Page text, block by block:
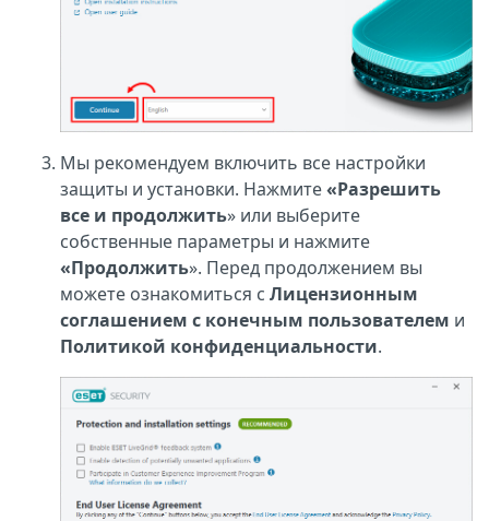
Мы рекомендуем включить все настройки
защиты и установки. Нажмите«Разрешить
все и продолжить» или выберите
собственные параметры и нажмите
«Продолжить». Перед продолжением вы
можете ознакомиться с Лицензионным
соглашением с конечным пользователем и
Политикой конфиденциальности.